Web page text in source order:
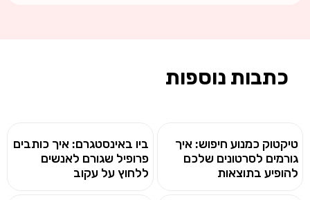
כתבות נוספות
טיקטוק כמנוע חיפוש: איך
גורמים לסרטונים שלכם
להופיע בתוצאות
ביו באינסטגרם: איך כותבים
פרופיל שגורם לאנשים
ללחוץ על עקוב